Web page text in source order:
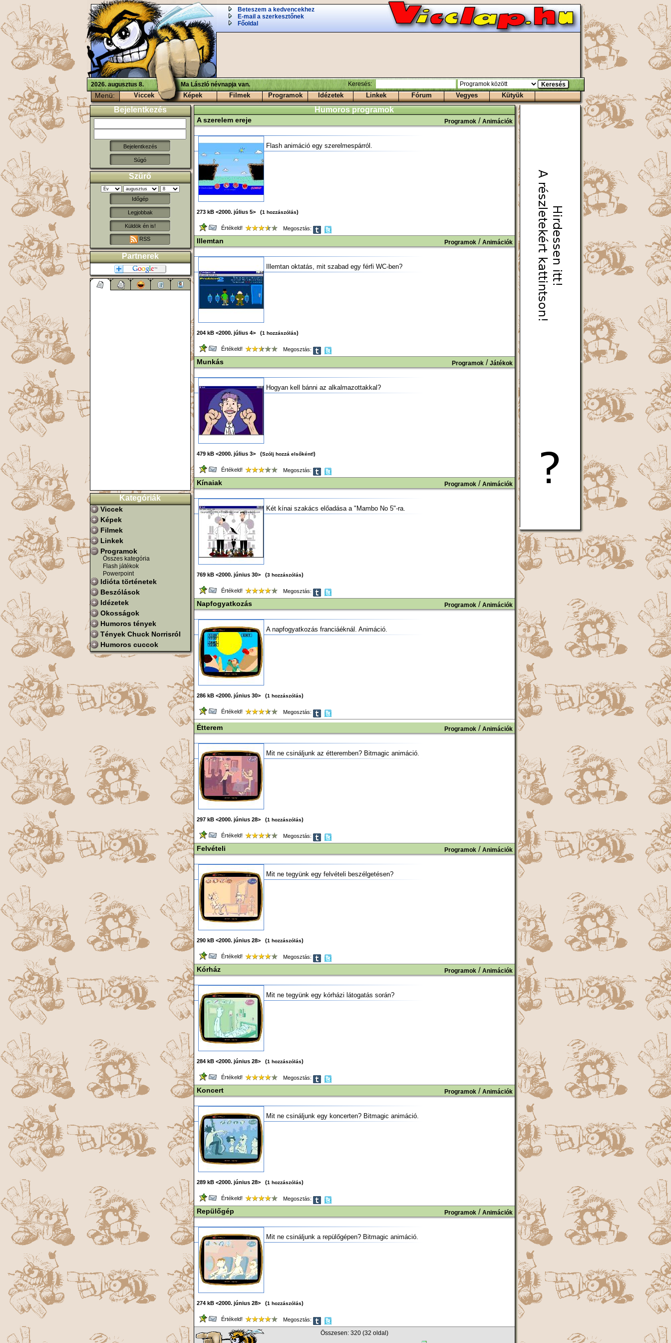
Beteszem a kedvencekhez
E-mail a szerkesztőnek
Főoldal
2026. augusztus 8. Ma László névnapja van. Keresés:
Menü: Viccek Képek Filmek Programok Idézetek Linkek Fórum Vegyes Kütyük
Bejelentkezés
Súgó
Szűrő
Időgép
Legjobbak
Küldök én is!
RSS
Partnerek
Kategóriák
Viccek
Képek
Filmek
Linkek
Programok
Összes kategória
Flash játékok
Powerpoint
Idióta történetek
Beszólások
Idézetek
Okosságok
Humoros tények
Tények Chuck Norrisról
Humoros cuccok
Humoros programok
A szerelem ereje Programok/ Animációk
Flash animáció egy szerelmespárról.
273 kB <2000. július 5> (1 hozzászólás)
Értékeld! Megosztás:
Illemtan Programok/ Animációk
Illemtan oktatás, mit szabad egy férfi WC-ben?
204 kB <2000. július 4> (1 hozzászólás)
Értékeld! Megosztás:
Munkás Programok/ Játékok
Hogyan kell bánni az alkalmazottakkal?
479 kB <2000. július 3> (Szólj hozzá elsőként!)
Értékeld! Megosztás:
Kínaiak Programok/ Animációk
Két kínai szakács előadása a "Mambo No 5"-ra.
769 kB <2000. június 30> (3 hozzászólás)
Értékeld! Megosztás:
Napfogyatkozás Programok/ Animációk
A napfogyatkozás franciáéknál. Animáció.
286 kB <2000. június 30> (1 hozzászólás)
Értékeld! Megosztás:
Étterem Programok/ Animációk
Mit ne csináljunk az étteremben? Bitmagic animáció.
297 kB <2000. június 28> (1 hozzászólás)
Értékeld! Megosztás:
Felvételi Programok/ Animációk
Mit ne tegyünk egy felvételi beszélgetésen?
290 kB <2000. június 28> (1 hozzászólás)
Értékeld! Megosztás:
Kórház Programok/ Animációk
Mit ne tegyünk egy kórházi látogatás során?
284 kB <2000. június 28> (1 hozzászólás)
Értékeld! Megosztás:
Koncert Programok/ Animációk
Mit ne csináljunk egy koncerten? Bitmagic animáció.
289 kB <2000. június 28> (1 hozzászólás)
Értékeld! Megosztás:
Repülőgép Programok/ Animációk
Mit ne csináljunk a repülőgépen? Bitmagic animáció.
274 kB <2000. június 28> (1 hozzászólás)
Értékeld! Megosztás:
Összesen: 320 (32 oldal)